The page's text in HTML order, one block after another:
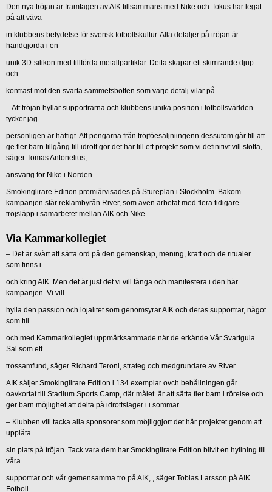
Den nya tröjan är framtagen av AIK tillsammans med Nike och fokus har legat
på att väva
in klubbens betydelse för svensk fotbollskultur. Alla detaljer på tröjan är
handgjorda i en
unik 3D-silikon med tillförda metallpartiklar. Detta skapar ett skimrande djup
och
kontrast mot den svarta sammetsbotten som varje detalj vilar på.
– Att tröjan hyllar supportrarna och klubbens unika position i fotbollsvärlden
tycker jag
personligen är häftigt. Att pengarna från tröjföesäljniingenn dessutom går till att
ge fler barn tillgång till idrott gör det här till ett projekt som vi definitivt vill stötta,
säger Tomas Antonelius,
ansvarig för Nike i Norden.
Smokinglirare Edition premiärvisades på Stureplan i Stockholm. Bakom
kampanjen står reklambyrån River, som även arbetat med flera tidigare
tröjsläpp i samarbetet mellan AIK och Nike.
Via Kammarkollegiet
– Det är svårt att sätta ord på den gemenskap, mening, kraft och de ritualer
som finns i
och kring AIK. Men det är just det vi vill fånga och manifestera i den här
kampanjen. Vi vill
hylla den passion och lojalitet som genomsyrar AIK och deras supportrar, något
som till
och med Kammarkollegiet uppmärksammade när de erkände Vår Svartgula
Sal som ett
trossamfund, säger Richard Teroni, strateg och medgrundare av River.
AIK säljer Smokinglirare Edition i 134 exemplar ovch behållningen går
oavkortat till Stadium Sports Camp, där målet är att sätta fler barn i rörelse och
ger barn möjlighet att delta på idrottsläger i i sommar.
– Klubben vill tacka alla sponsorer som möjliggjort det här projektet genom att
upplåta
sin plats på tröjan. Tack vara dem har Smokinglirare Edition blivit en hyllning till
våra
supportrar och vår gemensamma tro på AIK, , säger Tobias Larsson på AIK
Fotboll.